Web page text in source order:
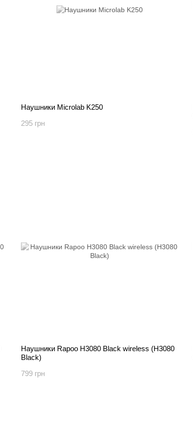
Наушники Microlab K250
295 грн
Наушники Rapoo H3080 Black wireless (H3080
Black)
799 грн